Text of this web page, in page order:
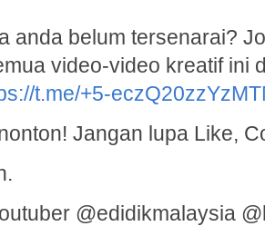
anda belum tersenarai?
video-video kreatif ini
t.me/+5-
Jangan lupa Like,
@edidikmalaysia